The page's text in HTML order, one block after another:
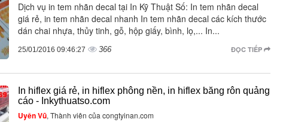
Dịch vụ in tem nhãn decal tại In Kỹ Thuật Số: In tem nhãn decal
giá rẻ, in tem nhãn decal nhanh In tem nhãn decal các kích thước
dán chai nhựa, thủy tinh, gỗ, hộp giấy, bình, lọ,... In...
ĐỌC TIẾP
25/01/2016 09:46:27 366
In hiflex giá rẻ, in hiflex phông nền, in hiflex băng rôn quảng
cáo - Inkythuatso.com
Uyên Vũ, Thành viên của congtyinan.com